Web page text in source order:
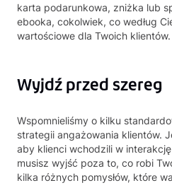
karta podarunkowa, zniżka lub
ebooka, cokolwiek, co według
wartościowe dla Twoich klientów.
Wyjdź przed szereg
Wspomnieliśmy o kilku
strategii angażowania klientów.
aby klienci wchodzili w
musisz wyjść poza to, co robi
kilka różnych pomysłów, które